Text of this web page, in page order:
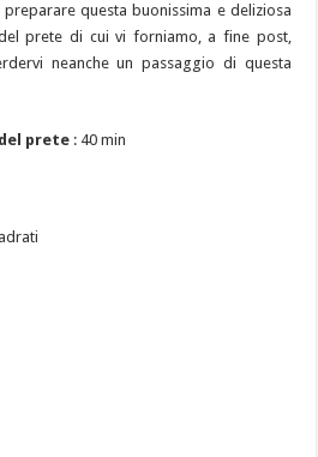
questa buonissima e deliziosa
prete di cui vi forniamo, a fine post,
neanche un passaggio di questa
prete : 40 min